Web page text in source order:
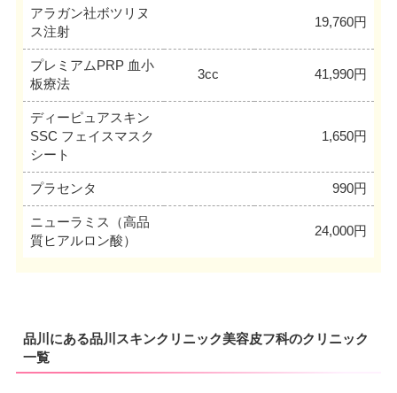
アラガン社ボツリヌ
ス注射
19,760円
プレミアムPRP 血小
板療法
3cc 41,990円
ディーピュアスキン
SSC フェイスマスク
シート
1,650円
プラセンタ 990円
ニューラミス（高品
質ヒアルロン酸）
24,000円
品川にある品川スキンクリニック美容皮フ科のクリニック
一覧